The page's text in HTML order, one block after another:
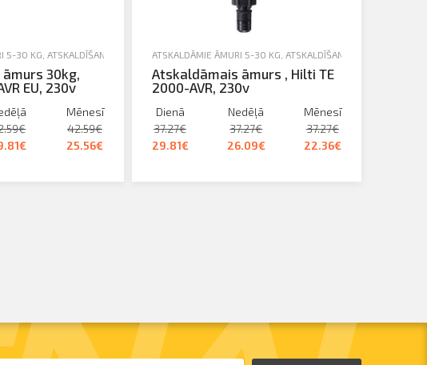
5-30 KG ATSKALDĪŠANA, URBŠANA, SKRŪVĒŠANA,NOMA
30kg,
EU, 230v
Mēnesī
42.59€
25.56€
ATSKALDĀMIE ĀMURI 5-30 KG ATSKALDĪŠANA, URBŠANA,
Atskaldāmais āmurs , Hilti TE
2000-AVR, 230v
Dienā
37.27€
29.81€
Nedēļā
37.27€
26.09€
Mēnesī
37.27€
22.36€